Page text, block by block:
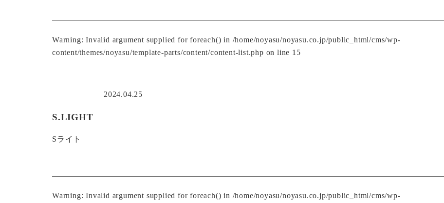
Warning: Invalid argument supplied for foreach() in /home/noyasu/noyasu.co.jp/public_html/cms/wp-
content/themes/noyasu/template-parts/content/content-list.php on line 15
2024.04.25
S.LIGHT
Sライト
Warning: Invalid argument supplied for foreach() in /home/noyasu/noyasu.co.jp/public_html/cms/wp-